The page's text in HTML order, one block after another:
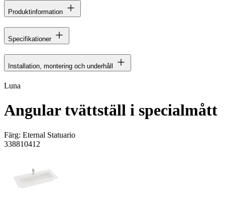
Produktinformation
Specifikationer
Installation, montering och underhåll
Luna
Angular tvättställ i specialmått
Färg: Eternal Statuario
338810412